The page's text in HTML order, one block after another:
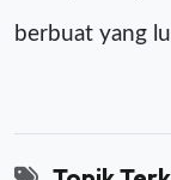
berbuat yang